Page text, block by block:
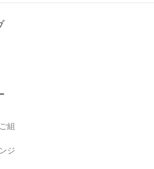
組
ジ